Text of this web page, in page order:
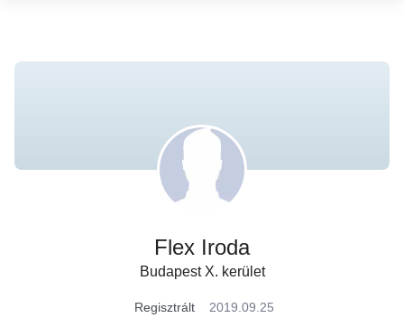
Flex Iroda
Budapest X. kerület
Regisztrált
2019.09.25